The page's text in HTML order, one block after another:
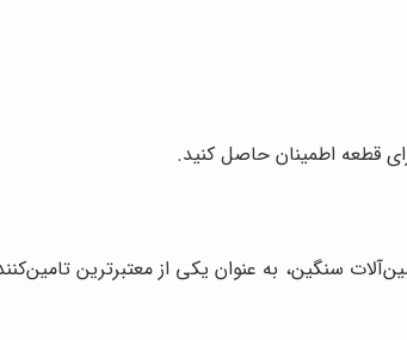
قطعه اطمینان حاصل کنید.
سنگین، به عنوان یکی از معتبرترین